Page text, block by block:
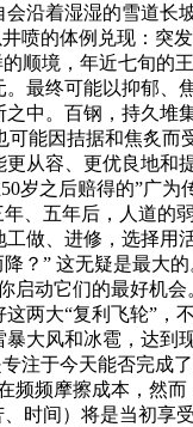
沿着湿湿的雪道长
喷的体例兑现：突
顺境，年近七旬的
最终可能以抑郁、
中。百钢，持久堆
可能因拮据和焦炙而
从容、更优良地和
岁之后赔得的”广为
、五年后，人道的
做、进修，选择用
？” 这无疑是最大
启动它们的最好机会
两大“复利飞轮”，
大风和冰雹，达到
注于今天能否完成
频频摩擦成本，然而
时间）将是当初享